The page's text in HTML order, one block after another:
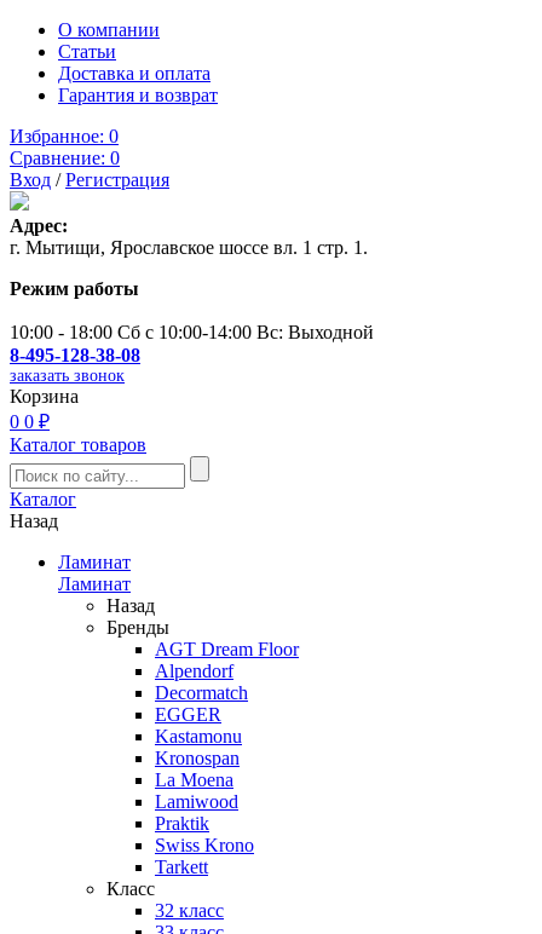
О компании
Статьи
Доставка и оплата
Гарантия и возврат
Избранное: 0
Сравнение: 0
Вход /Регистрация
Адрес:
г. Мытищи, Ярославское шоссе вл. 1 стр. 1.
Режим работы
10:00 - 18:00 Сб с 10:00-14:00 Вс: Выходной
8-495-128-38-08
заказать звонок
Корзина
0 0 ₽
Каталог товаров
Каталог
Назад
Ламинат
Ламинат
Назад
Бренды
AGT Dream Floor
Alpendorf
Decormatch
EGGER
Kastamonu
Kronospan
La Moena
Lamiwood
Praktik
Swiss Krono
Tarkett
Класс
32 класс